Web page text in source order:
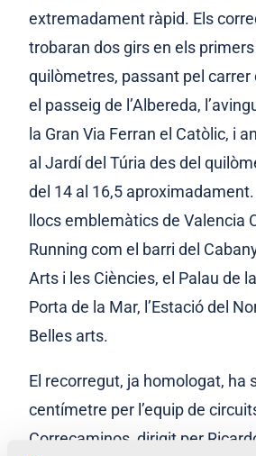
extremadament ràpid. Els
trobaran dos girs en els
quilòmetres, passant pel carrer
el passeig de l’Albereda,
la Gran Via Ferran el Catòlic, i
al Jardí del Túria des del
del 14 al 16,5
llocs emblemàtics de Valencia
Running com el barri del
Arts i les Ciències, el Palau de
Porta de la Mar, l’Estació del
Belles arts.
El recorregut, ja homologat, ha
centímetre per l’equip de
Correcaminos, dirigit per